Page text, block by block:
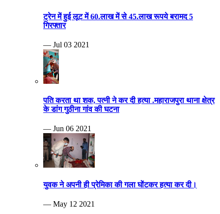
ट्रेन में हुई लूट में 60.लाख में से 45.लाख रूपये बरामद 5
गिरफ्तार
— Jul 03 2021
पति करता था शक, पत्नी ने कर दी हत्या .महाराजपुरा थाना क्षेत्र
के डांग गुठीना गांव की घटना
— Jun 06 2021
युवक ने अपनी ही प्रेमिका की गला घोंटकर हत्या कर दी।
— May 12 2021